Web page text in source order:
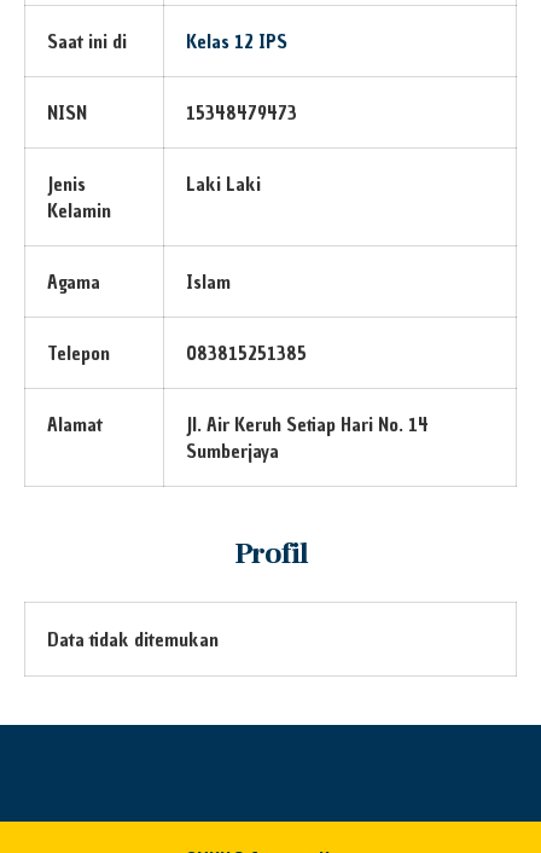
Saat ini di Kelas 12 IPS
NISN 15348479473
Jenis
Kelamin
Laki Laki
Agama Islam
Telepon 083815251385
Alamat
Jl. Air Keruh Setiap Hari No. 14
Sumberjaya
Profil
Data tidak ditemukan